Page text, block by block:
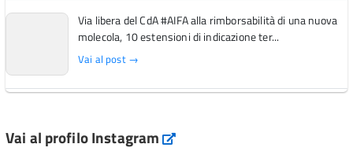
Via libera del CdA #AIFA alla rimborsabilità di una nuova
molecola, 10 estensioni di indicazione ter...
Vai al post →
Vai al post →
Vai al profilo Instagram Instagram